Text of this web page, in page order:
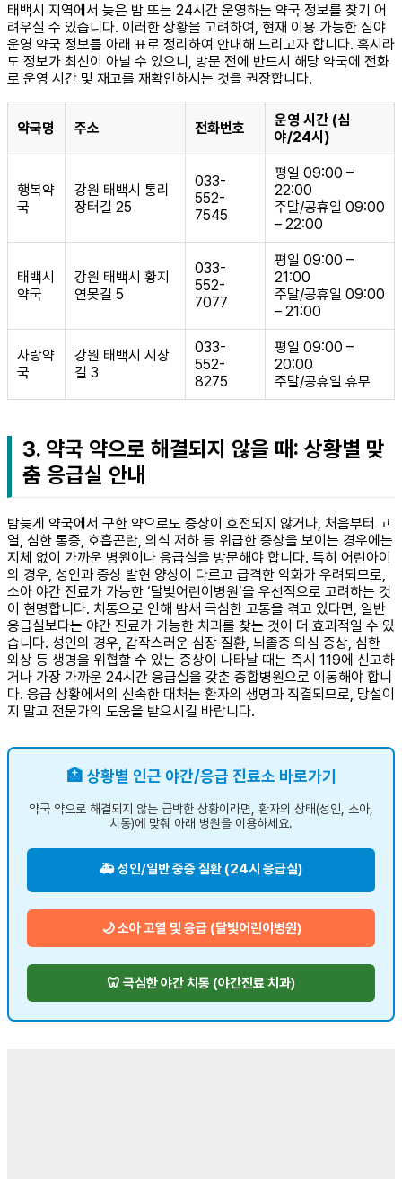
태백시 지역에서 늦은 밤 또는 24시간 운영하는 약국 정보를 찾기 어
려우실 수 있습니다. 이러한 상황을 고려하여, 현재 이용 가능한 심야
운영 약국 정보를 아래 표로 정리하여 안내해 드리고자 합니다. 혹시라
도 정보가 최신이 아닐 수 있으니, 방문 전에 반드시 해당 약국에 전화
로 운영 시간 및 재고를 재확인하시는 것을 권장합니다.
약국명 주소 전화번호
운영 시간 (심
야/24시)
행복약
국
강원 태백시 통리
장터길 25
033-
552-
7545
평일 09:00 –
22:00
주말/공휴일 09:00
– 22:00
태백시
약국
강원 태백시 황지
연못길 5
033-
552-
7077
평일 09:00 –
21:00
주말/공휴일 09:00
– 21:00
사랑약
국
강원 태백시 시장
길 3
033-
552-
8275
평일 09:00 –
20:00
주말/공휴일 휴무
3. 약국 약으로 해결되지 않을 때: 상황별 맞
춤 응급실 안내
밤늦게 약국에서 구한 약으로도 증상이 호전되지 않거나, 처음부터 고
열, 심한 통증, 호흡곤란, 의식 저하 등 위급한 증상을 보이는 경우에는
지체 없이 가까운 병원이나 응급실을 방문해야 합니다. 특히 어린아이
의 경우, 성인과 증상 발현 양상이 다르고 급격한 악화가 우려되므로,
소아 야간 진료가 가능한 ‘달빛어린이병원’을 우선적으로 고려하는 것
이 현명합니다. 치통으로 인해 밤새 극심한 고통을 겪고 있다면, 일반
응급실보다는 야간 진료가 가능한 치과를 찾는 것이 더 효과적일 수 있
습니다. 성인의 경우, 갑작스러운 심장 질환, 뇌졸중 의심 증상, 심한
외상 등 생명을 위협할 수 있는 증상이 나타날 때는 즉시 119에 신고하
거나 가장 가까운 24시간 응급실을 갖춘 종합병원으로 이동해야 합니
다. 응급 상황에서의 신속한 대처는 환자의 생명과 직결되므로, 망설이
지 말고 전문가의 도움을 받으시길 바랍니다.
🏥 상황별 인근 야간/응급 진료소 바로가기
약국 약으로 해결되지 않는 급박한 상황이라면, 환자의 상태(성인, 소아,
치통)에 맞춰 아래 병원을 이용하세요.
🚑 성인/일반 중증 질환 (24시 응급실)
🌙 소아 고열 및 응급 (달빛어린이병원)
🦷 극심한 야간 치통 (야간진료 치과)